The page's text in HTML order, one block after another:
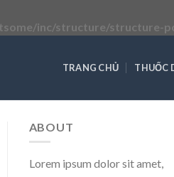
inc/structure/structure-
TRANG CHỦ THUỐC
ABOUT
Lorem ipsum dolor sit amet,